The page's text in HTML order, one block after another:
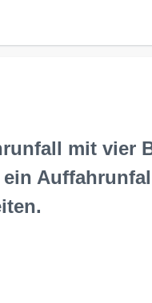
mit vier